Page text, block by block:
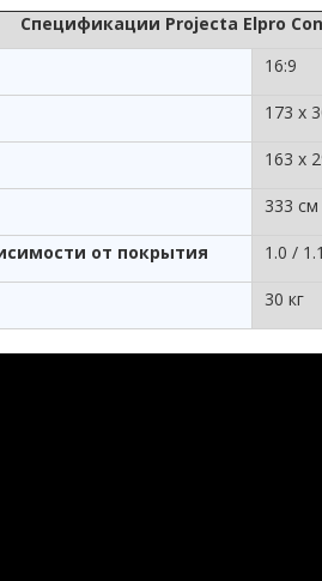
Спецификации Projecta Elpro
16:9
173 х
163 х
333
от покрытия 1.0 /
30 кг